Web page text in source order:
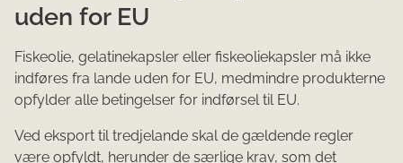
uden for EU
Fiskeolie, gelatinekapsler eller fiskeoliekapsler må ikke
indføres fra lande uden for EU, medmindre produkterne
opfylder alle betingelser for indførsel til EU.
Ved eksport til tredjelande skal de gældende regler
være opfyldt, herunder de særlige krav, som det